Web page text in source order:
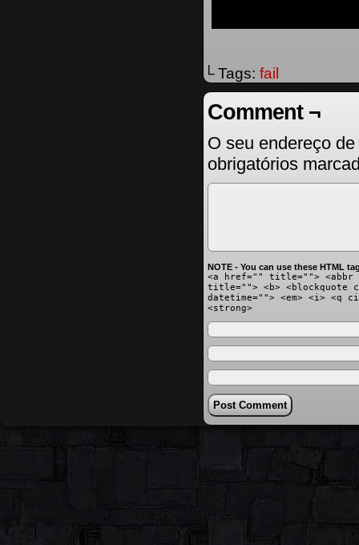
└ Tags: fail
Comment ¬
O seu endereço
obrigatórios
NOTE - You can use these HTML
<a href="" title=""> <abbr
title=""> <b> <blockquote
datetime=""> <em> <i> <q
<strong>